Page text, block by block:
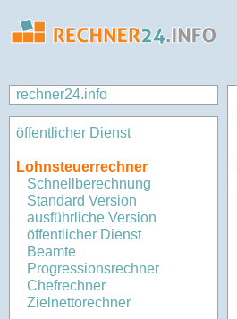
rechner24.info
öffentlicher Dienst
Lohnsteuerrechner
Schnellberechnung
Standard Version
ausführliche Version
öffentlicher Dienst
Beamte
Progressionsrechner
Chefrechner
Zielnettorechner